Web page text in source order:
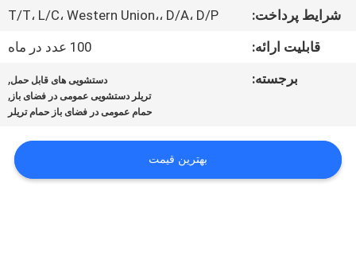
اخبار
حریم
خصوصی
شرایط پرداخت:
T/T، L/C، Western Union،، D/A، D/P
قابلیت ارائه:
100 عدد در ماه
برجسته:
دستشویی های قابل حمل,
تریلر دستشویی عمومی در فضای باز ,
حمام عمومی در فضای باز حمام تریلر
بهترین قیمت